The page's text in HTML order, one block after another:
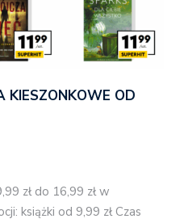
KIESZONKOWE OD
zł do 16,99 zł w
książki od 9,99 zł Czas